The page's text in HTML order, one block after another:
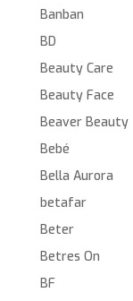
Banban
BD
Beauty Care
Beauty Face
Beaver Beauty
Bebé
Bella Aurora
betafar
Beter
Betres On
BF